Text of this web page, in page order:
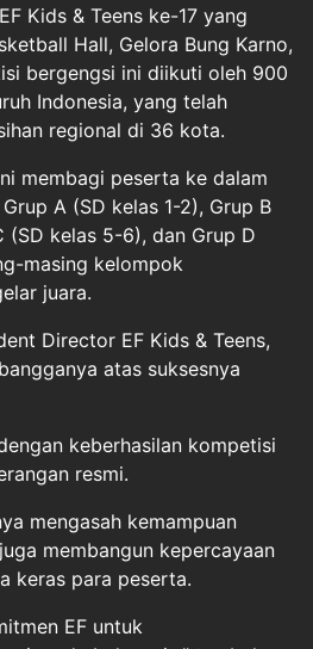
Kids & Teens ke-17 yang
Hall, Gelora Bung Karno,
bergengsi ini diikuti oleh 900
Indonesia, yang telah
regional di 36 kota.
membagi peserta ke dalam
A (SD kelas 1-2), Grup B
(SD kelas 5-6), dan Grup D
masing kelompok
juara.
Director EF Kids & Teens,
atas suksesnya
keberhasilan kompetisi
resmi.
mengasah kemampuan
membangun kepercayaan
keras para peserta.
EF untuk